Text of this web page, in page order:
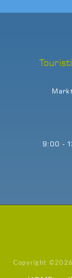
9:00 -
Copyright ©